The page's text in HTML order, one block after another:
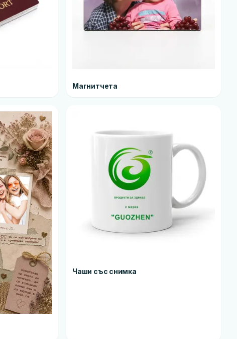
Магнитчета
Чаши със снимка